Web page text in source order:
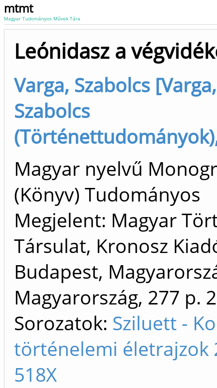
mtmt
Magyar Tudományos Művek Tára
Leónidasz a
Varga, Szabolcs [Varga,
Szabolcs
Magyar nyelvű
(Könyv) Tudományos
Megjelent: Magyar
Társulat, Kronosz
Budapest,
Magyarország, 277 p.
Sorozatok: Sziluett -
történelemi életrajzok
518X